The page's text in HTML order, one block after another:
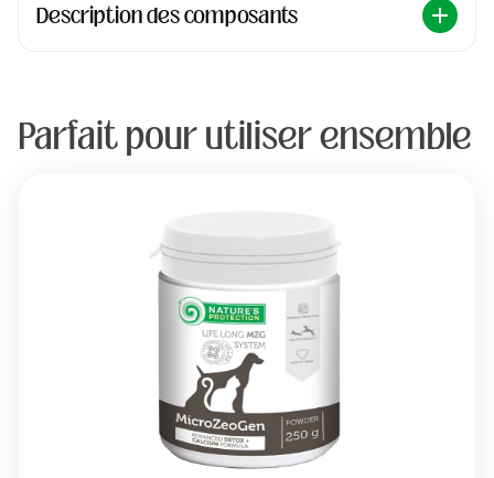
Description des composants
Parfait pour utiliser ensemble